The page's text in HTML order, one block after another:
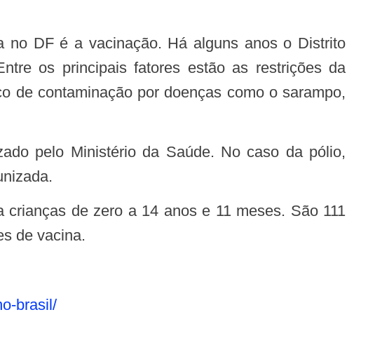
no DF é a vacinação. Há alguns anos o Distrito
os principais fatores estão as restrições da
de contaminação por doenças como o sarampo,
crianças de zero a 14 anos e 11 meses. São 111
de vacina.
brasil/